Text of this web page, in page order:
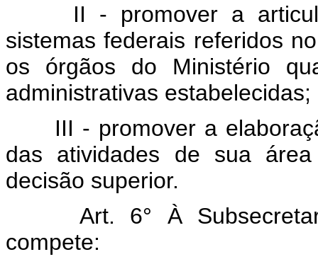
II - promover a
sistemas federais referidos
os órgãos do Ministério
administrativas estabelecidas;
III - promover a
das atividades de sua
decisão superior.
Art. 6° À
compete: